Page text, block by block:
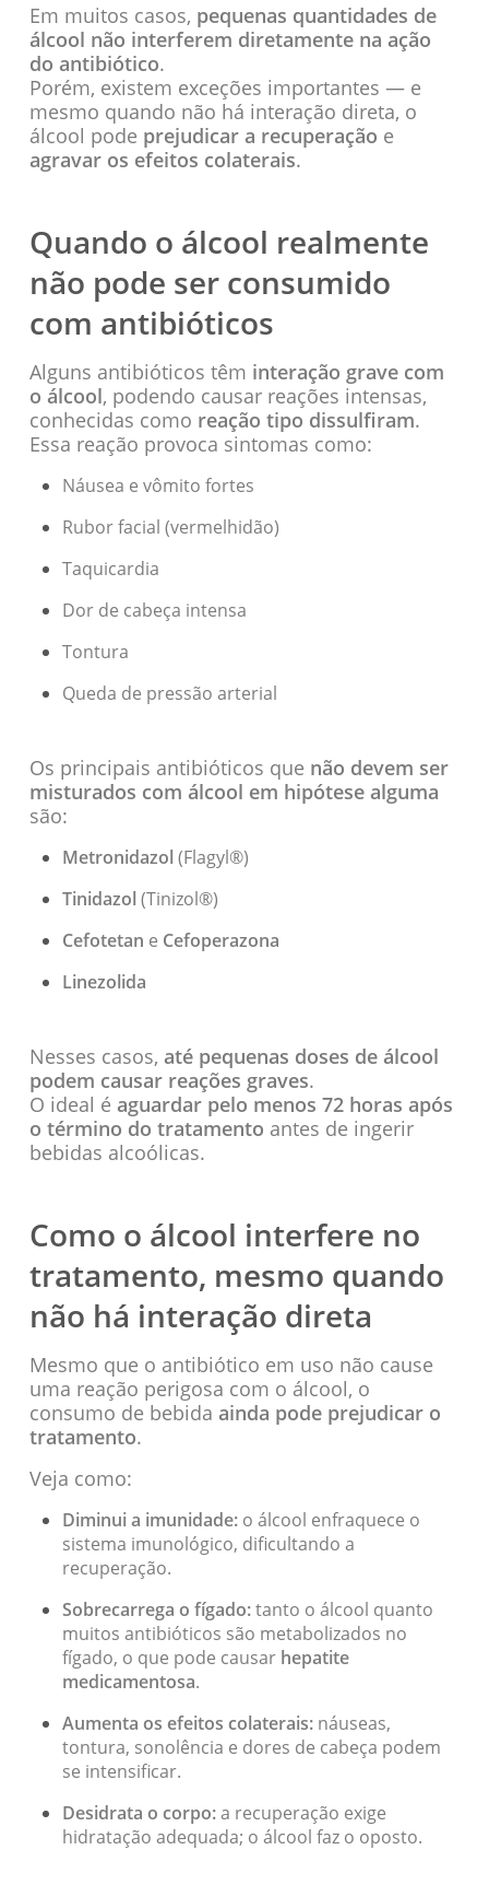
Em muitos casos, pequenas quantidades de
álcool não interferem diretamente na ação
do antibiótico.
Porém, existem exceções importantes — e
mesmo quando não há interação direta, o
álcool pode prejudicar a recuperação e
agravar os efeitos colaterais.
Quando o álcool realmente
não pode ser consumido
com antibióticos
Alguns antibióticos têm interação grave com
o álcool, podendo causar reações intensas,
conhecidas como reação tipo dissulfiram.
Essa reação provoca sintomas como:
Náusea e vômito fortes
Rubor facial (vermelhidão)
Taquicardia
Dor de cabeça intensa
Tontura
Queda de pressão arterial
Os principais antibióticos que não devem ser
misturados com álcool em hipótese alguma
são:
Metronidazol (Flagyl®)
Tinidazol (Tinizol®)
Cefotetan e Cefoperazona
Linezolida
Nesses casos, até pequenas doses de álcool
podem causar reações graves.
O ideal é aguardar pelo menos 72 horas após
o término do tratamento antes de ingerir
bebidas alcoólicas.
Como o álcool interfere no
tratamento, mesmo quando
não há interação direta
Mesmo que o antibiótico em uso não cause
uma reação perigosa com o álcool, o
consumo de bebida ainda pode prejudicar o
tratamento.
Veja como:
Diminui a imunidade:o álcool enfraquece o
sistema imunológico, dificultando a
recuperação.
Sobrecarrega o fígado:tanto o álcool quanto
muitos antibióticos são metabolizados no
fígado, o que pode causar hepatite
medicamentosa.
Aumenta os efeitos colaterais:náuseas,
tontura, sonolência e dores de cabeça podem
se intensificar.
Desidrata o corpo:a recuperação exige
hidratação adequada; o álcool faz o oposto.